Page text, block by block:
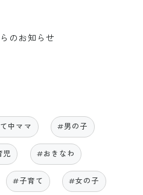
のお知らせ
中ママ #男の子
児 #おきなわ
#子育て #女の子